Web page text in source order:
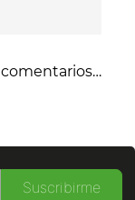
Suscribirme